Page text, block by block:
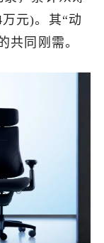
元)。其“动
共同刚需。